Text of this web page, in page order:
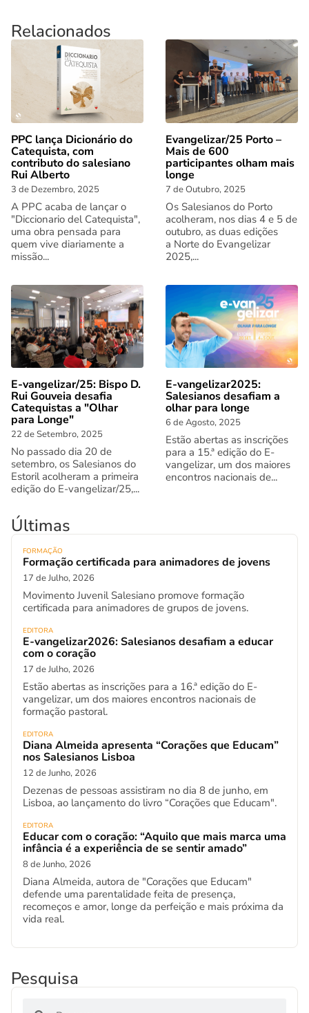
Relacionados
PPC lança Dicionário do
Catequista, com
contributo do salesiano
Rui Alberto
3 de Dezembro, 2025
A PPC acaba de lançar o
"Diccionario del Catequista",
uma obra pensada para
quem vive diariamente a
missão...
Evangelizar/25 Porto –
Mais de 600
participantes olham mais
longe
7 de Outubro, 2025
Os Salesianos do Porto
acolheram, nos dias 4 e 5 de
outubro, as duas edições
a Norte do Evangelizar
2025,...
E-vangelizar/25: Bispo D.
Rui Gouveia desafia
Catequistas a "Olhar
para Longe"
22 de Setembro, 2025
No passado dia 20 de
setembro, os Salesianos do
Estoril acolheram a primeira
edição do E-vangelizar/25,...
E-vangelizar2025:
Salesianos desafiam a
olhar para longe
6 de Agosto, 2025
Estão abertas as inscrições
para a 15.ª edição do E-
vangelizar, um dos maiores
encontros nacionais de...
Últimas
FORMAÇÃO
Formação certificada para animadores de jovens
17 de Julho, 2026
Movimento Juvenil Salesiano promove formação
certificada para animadores de grupos de jovens.
EDITORA
E-vangelizar2026: Salesianos desafiam a educar
com o coração
17 de Julho, 2026
Estão abertas as inscrições para a 16.ª edição do E-
vangelizar, um dos maiores encontros nacionais de
formação pastoral.
EDITORA
Diana Almeida apresenta “Corações que Educam”
nos Salesianos Lisboa
12 de Junho, 2026
Dezenas de pessoas assistiram no dia 8 de junho, em
Lisboa, ao lançamento do livro “Corações que Educam".
EDITORA
Educar com o coração: “Aquilo que mais marca uma
infância é a experiência de se sentir amado”
8 de Junho, 2026
Diana Almeida, autora de "Corações que Educam"
defende uma parentalidade feita de presença,
recomeços e amor, longe da perfeição e mais próxima da
vida real.
Pesquisa